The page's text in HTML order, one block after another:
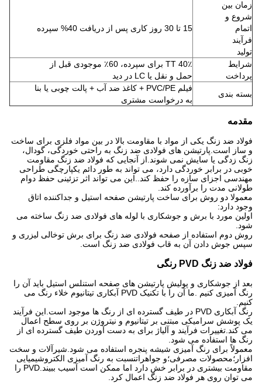
زمان بین
شروع و
اتمام
فرآیند
تولید
15 تا 30 روز کاری پس از دریافت 40% سپرده
شرایط
پرداخت
40٪ TT برای سپرده، 60٪ موجودی قبل از
حمل و نقل یا LC در دید
بسته بندی
فیلم PVC/PE + کاغذ ضد آب + پالت چوبی یا بنا
به درخواست مشتری
مقدمه
فولاد ضد زنگ یکی از مواد با مقاومت بالا در بین مواد فلزی برای ساخت
و ساز است.پارتیشن های فولادی ضد زنگ به راحتی خوردگی، گودال،
زنگ زدگی یا سایش نمی شوند.از آنجایی که فولاد ضد زنگ مقاومت
خوبی در برابر خوردگی دارد، می تواند به طور دائم یکپارچگی طراحی
مهندسی اجزای سازه را حفظ کند..این می تواند اثر تزئینی حفظ دوام
طولانی مدت را برآورده کند.
معمولا دو روش برای ساخت پارتیشن صفحه استیل و جداکننده اتاق
وجود دارد:
اولین مورد با برش و جوشکاری با لوله های فولادی ضد زنگ ساخته می
شود.
روش دوم استفاده از صفحه فولادی ضد زنگ برای برش توخالی لیزری و
سپس جوش دادن آن به قاب فولادی ضد زنگ است.
فولاد ضد زنگ PVD رنگی
بعد از جوشکاری و پولیش پارتیشن های صفحه استنلس استیل باید آن را
رنگ آمیزی کنیم .ما آن را با تکنیک PVD آبکاری تیتانیوم خلاء رنگ می
کنیم.
رنگ آبکاری PVD در طیف گسترده ای از رنگ ها موجود است.این فرآیند
یک پوشش سرامیکی مبتنی بر تیتانیوم و نیتروژن بر روی سطح اعمال
می کند.تغییرات فرآیند و آلیاژ برای به دست آوردن طیف گسترده ای از
رنگ ها استفاده می شود.
معمولاً برای رنگ آمیزی شیشه پنجره استفاده می شود.شیرآلات و سخت
افزار؛محصولات مصرفی؛و جواهراتنسبت به رنگ آمیزی الکتروشیمیایی
مقاومت بیشتری در برابر خش دارد اما ممکن است آسیب ببیند.PVD را
می توان روی هر فولاد ضد زنگ اعمال کرد.